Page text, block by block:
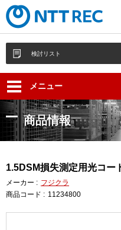
検討リスト
メニュー
商品情報
1.5DSM損失測定用光コー
メーカー : フジクラ
商品コード : 11234800